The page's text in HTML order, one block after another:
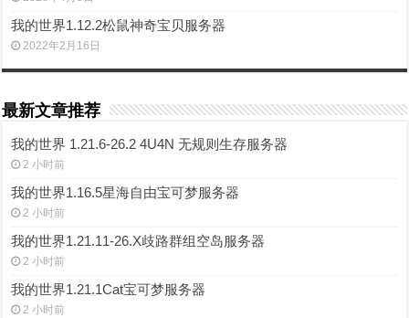
我的世界1.12.2松鼠神奇宝贝服务器
2022年2月16日
最新文章推荐
我的世界 1.21.6-26.2 4U4N 无规则生存服务器
2 小时前
我的世界1.16.5星海自由宝可梦服务器
2 小时前
我的世界1.21.11-26.X歧路群组空岛服务器
2 小时前
我的世界1.21.1Cat宝可梦服务器
2 小时前